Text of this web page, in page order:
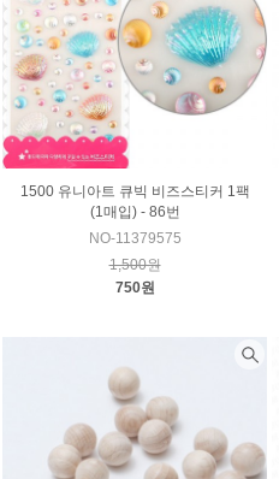
1500 유니아트 큐빅 비즈스티커 1팩
(1매입) - 86번
NO-11379575
1,500원
750원